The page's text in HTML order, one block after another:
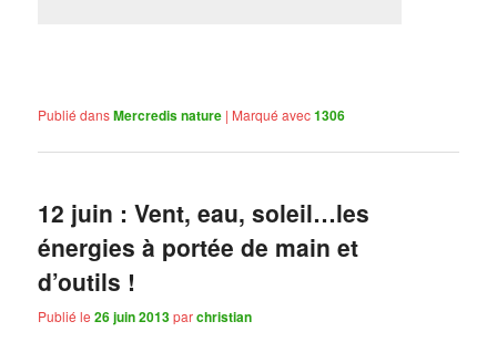
Publié dansMercredis nature | Marqué avec1306
12 juin : Vent, eau, soleil…les
énergies à portée de main et
d’outils !
Publié le26 juin 2013parchristian